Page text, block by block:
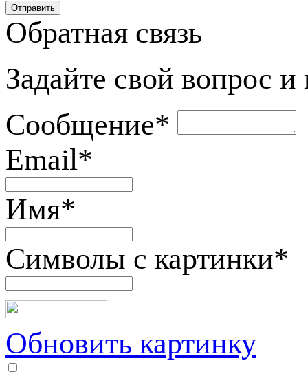
Обратная связь
Задайте свой вопрос
Сообщение*
Email*
Имя*
Символы с картинки*
Обновить картинку